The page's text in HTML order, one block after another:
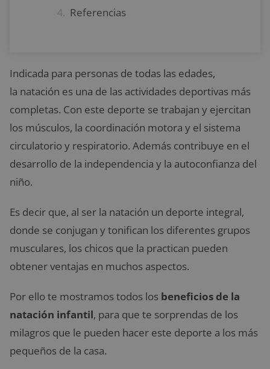
Referencias
Indicada para personas de todas las edades,
la natación es una de las actividades deportivas más
completas. Con este deporte se trabajan y ejercitan
los músculos, la coordinación motora y el sistema
circulatorio y respiratorio. Además contribuye en el
desarrollo de la independencia y la autoconfianza del
niño.
Es decir que, al ser la natación un deporte integral,
donde se conjugan y tonifican los diferentes grupos
musculares, los chicos que la practican pueden
obtener ventajas en muchos aspectos.
Por ello te mostramos todos los beneficios de la
natación infantil, para que te sorprendas de los
milagros que le pueden hacer este deporte a los más
pequeños de la casa.